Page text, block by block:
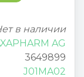
в наличии
AG
3649899
J01MA02